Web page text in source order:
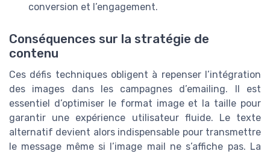
conversion et l’engagement.
Conséquences sur la stratégie de
contenu
Ces défis techniques obligent à repenser l’intégration
des images dans les campagnes d’emailing. Il est
essentiel d’optimiser le format image et la taille pour
garantir une expérience utilisateur fluide. Le texte
alternatif devient alors indispensable pour transmettre
le message même si l’image mail ne s’affiche pas. La